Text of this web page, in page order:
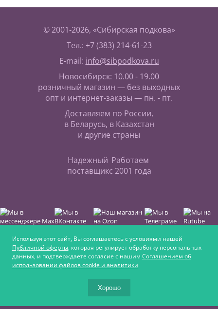
© 2001-2026, «Сибирская подкова»
Тел.: +7 (383) 214-61-23
E-mail: info@sibpodkova.ru
Новосибирск: 10.00 - 19.00
розничный магазин — без выходных
опт и интернет-заказы — пн. - пт.
Доставляем по России,
в Беларусь, в Казахстан
и другие страны
Надежный
поставщик
Работаем
с 2001 года
Интернет-магазин для любителей верховой езды,
фермеров
Используя этот сайт, Вы соглашаетесь с условиями нашей
Публичной оферты, которая регулирует обработку персональных
данных, и подтверждаете согласие с нашим Соглашением об
использовании файлов cookie и аналитики
Хорошо